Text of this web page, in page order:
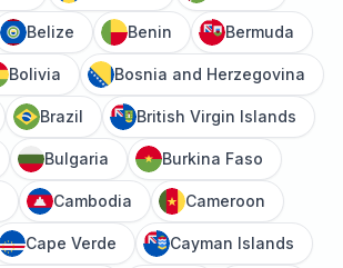
Belize Benin Bermuda
Bolivia Bosnia and Herzegovina
Brazil British Virgin Islands
Bulgaria Burkina Faso
Cambodia Cameroon
Cape Verde Cayman Islands